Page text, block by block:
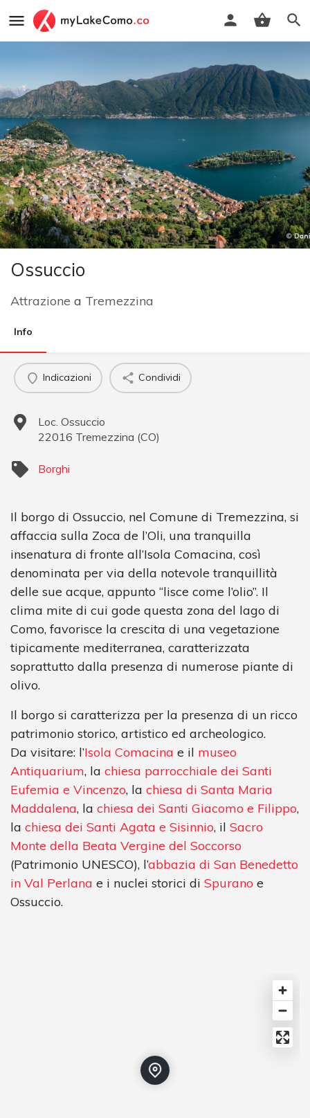
Ossuccio
Attrazione a Tremezzina
Info
Indicazioni Condividi
Loc. Ossuccio
22016 Tremezzina (CO)
Borghi
Il borgo di Ossuccio, nel Comune di Tremezzina, si
affaccia sulla Zoca de l’Oli, una tranquilla
insenatura di fronte all’Isola Comacina, così
denominata per via della notevole tranquillità
delle sue acque, appunto “lisce come l’olio”. Il
clima mite di cui gode questa zona del lago di
Como, favorisce la crescita di una vegetazione
tipicamente mediterranea, caratterizzata
soprattutto dalla presenza di numerose piante di
olivo.
Il borgo si caratterizza per la presenza di un ricco
patrimonio storico, artistico ed archeologico.
Da visitare: l’Isola Comacina e il museo
Antiquarium, la chiesa parrocchiale dei Santi
Eufemia e Vincenzo, la chiesa di Santa Maria
Maddalena, la chiesa dei Santi Giacomo e Filippo,
la chiesa dei Santi Agata e Sisinnio, il Sacro
Monte della Beata Vergine del Soccorso
(Patrimonio UNESCO), l’abbazia di San Benedetto
in Val Perlana e i nuclei storici di Spurano e
Ossuccio.